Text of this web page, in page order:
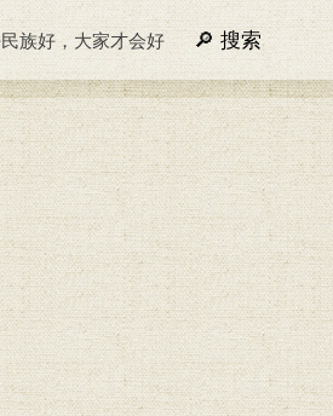
族好，大家才会好 搜索